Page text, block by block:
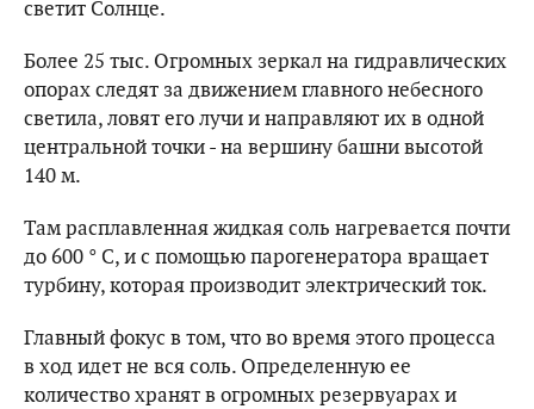
светит Солнце.
Более 25 тыс. Огромных зеркал на гидравлических
опорах следят за движением главного небесного
светила, ловят его лучи и направляют их в одной
центральной точки - на вершину башни высотой
140 м.
Там расплавленная жидкая соль нагревается почти
до 600 ° С, и с помощью парогенератора вращает
турбину, которая производит электрический ток.
Главный фокус в том, что во время этого процесса
в ход идет не вся соль. Определенную ее
количество хранят в огромных резервуарах и